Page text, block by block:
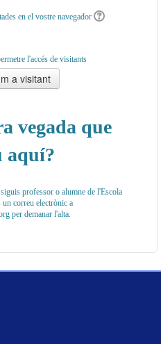
en el vostre navegador
l'accés de visitants
vegada que
aquí?
professor o alumne de l'Escola
correu electrònic a
per demanar l'alta.